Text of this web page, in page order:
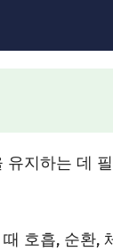
지하는 데
호흡, 순환,